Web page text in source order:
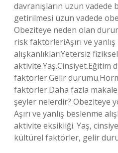
davranışların uzun vadede
getirilmesi uzun vadede
Obeziteye neden olan
risk faktörleriAşırı ve
alışkanlıklarıYetersiz fiziksel
aktivite.Yaş.Cinsiyet.Eğitim
faktörler.Gelir
faktörler.Daha fazla
şeyler nelerdir? Obeziteye
Aşırı ve yanlış beslenme
aktivite eksikliği. Yaş,
kültürel faktörler, gelir